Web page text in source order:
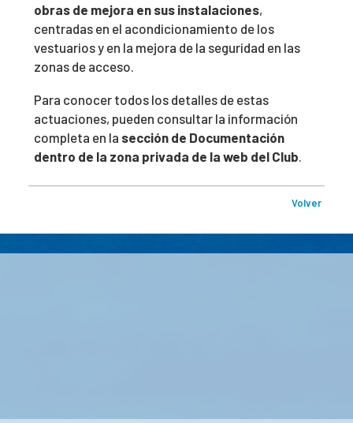
obras de mejora en sus instalaciones,
centradas en el acondicionamiento de los
vestuarios y en la mejora de la seguridad en las
zonas de acceso.
Para conocer todos los detalles de estas
actuaciones, pueden consultar la información
completa en la sección de Documentación
dentro de la zona privada de la web del Club
Volver